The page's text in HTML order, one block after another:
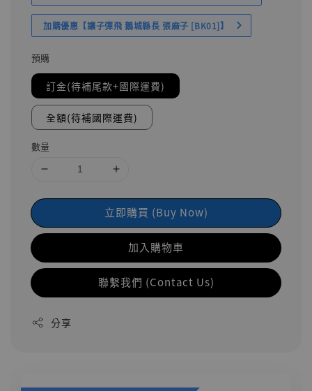
加購優惠【讓子彈飛 鵝城縣長 張麻子 [BK01]】
預購
訂金(待補尾款+國際運費)
全額(待補國際運費)
數量
立即購買 (Buy Now)
加入購物車
聯繫我們 (Contact Us)
分享